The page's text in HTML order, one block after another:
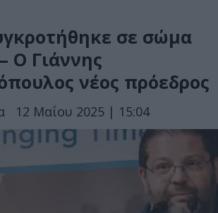
σε σώμα
Ο Γιάννης
νέος πρόεδρος
12 Μαΐου 2025 | 15:04